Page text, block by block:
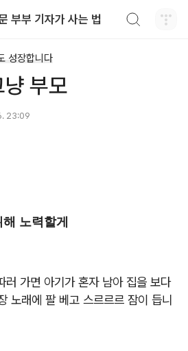
부부 기자가 사는 법
성장합니다
부모
23:09
노력할게
러 가면 아기가 혼자 남아 집을 보다
노래에 팔 베고 스르르르 잠이 듭니